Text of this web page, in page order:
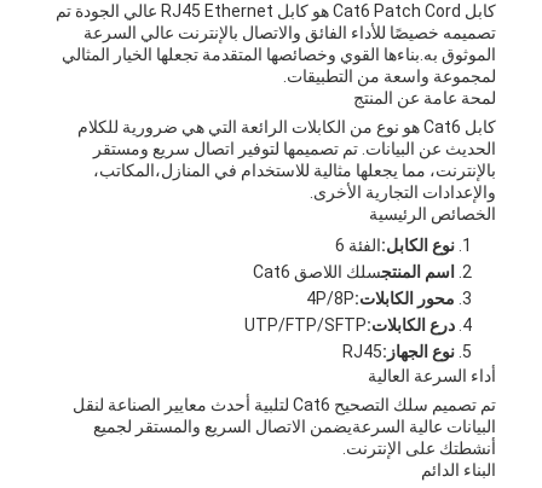
كابل Cat6 Patch Cord هو كابل RJ45 Ethernet عالي الجودة تم
تصميمه خصيصًا للأداء الفائق والاتصال بالإنترنت عالي السرعة
الموثوق به.بناءها القوي وخصائصها المتقدمة تجعلها الخيار المثالي
لمجموعة واسعة من التطبيقات.
لمحة عامة عن المنتج
كابل Cat6 هو نوع من الكابلات الرائعة التي هي ضرورية للكلام
الحديث عن البيانات. تم تصميمها لتوفير اتصال سريع ومستقر
بالإنترنت، مما يجعلها مثالية للاستخدام في المنازل،المكاتب،
والإعدادات التجارية الأخرى.
الخصائص الرئيسية
نوع الكابل:الفئة 6
اسم المنتجسلك اللاصق Cat6
محور الكابلات:4P/8P
درع الكابلات:UTP/FTP/SFTP
نوع الجهاز:RJ45
أداء السرعة العالية
تم تصميم سلك التصحيح Cat6 لتلبية أحدث معايير الصناعة لنقل
البيانات عالية السرعةيضمن الاتصال السريع والمستقر لجميع
أنشطتك على الإنترنت.
البناء الدائم